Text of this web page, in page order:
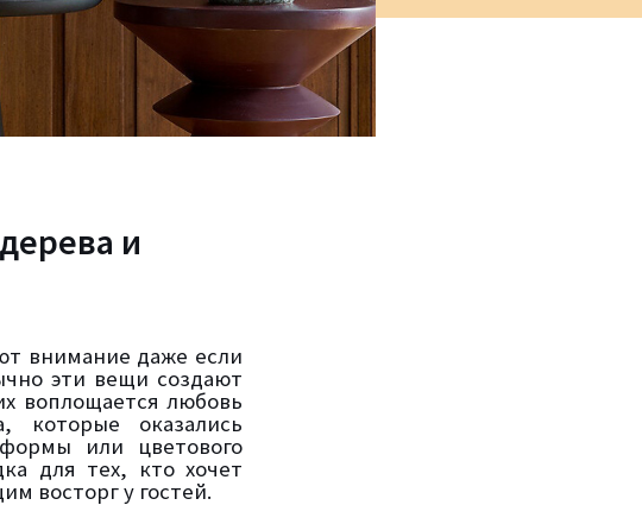
и
внимание даже если
эти вещи создают
воплощается любовь
которые оказались
или цветового
для тех, кто хочет
восторг у гостей.